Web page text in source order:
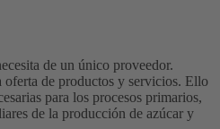
de un único proveedor.
oferta de productos y servicios. Ello
para los procesos primarios,
de la producción de azúcar y